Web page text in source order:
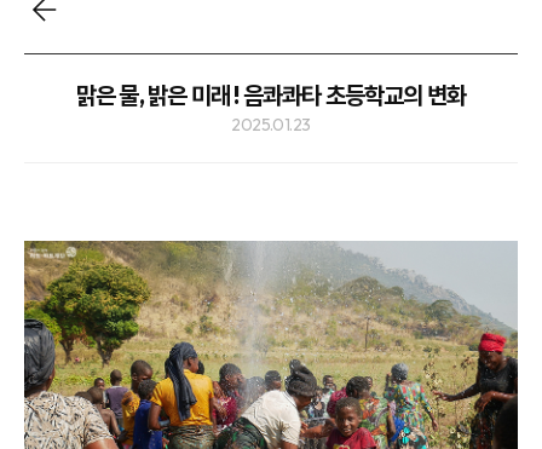
맑은 물, 밝은 미래 ! 음콰콰타 초등학교의 변화
2025.01.23